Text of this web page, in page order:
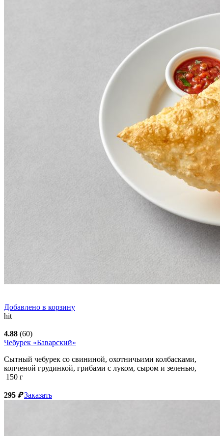
Добавлено в корзину
hit
4.88 (60)
Чебурек «Баварский»
Сытный чебурек со свининой, охотничьими колбасками,
копченой грудинкой, грибами с луком, сыром и зеленью,
150 г
295 ₽ Заказать